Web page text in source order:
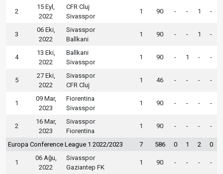
2
15 Eyl,
2022
CFR Cluj
Sivasspor
1 90 - - 1 -
3
06 Eki,
2022
Sivasspor
Ballkani
1 90 - - 1 -
4
13 Eki,
2022
Ballkani
Sivasspor
1 90 - 1 - -
5
27 Eki,
2022
Sivasspor
CFR Cluj
1 46 - - - -
1
09 Mar,
2023
Fiorentina
Sivasspor
1 90 - - - -
2
16 Mar,
2023
Sivasspor
Fiorentina
1 90 - - - -
Europa Conference League 1 2022/2023 7 586 0 1 2 0
1
06 Ağu,
2022
Sivasspor
Gaziantep FK
1 90 - - - -